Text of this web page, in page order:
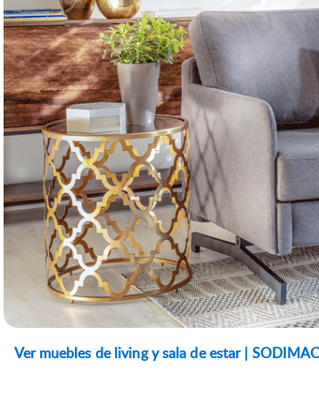
Ver muebles de living y sala de estar | SODIMAC